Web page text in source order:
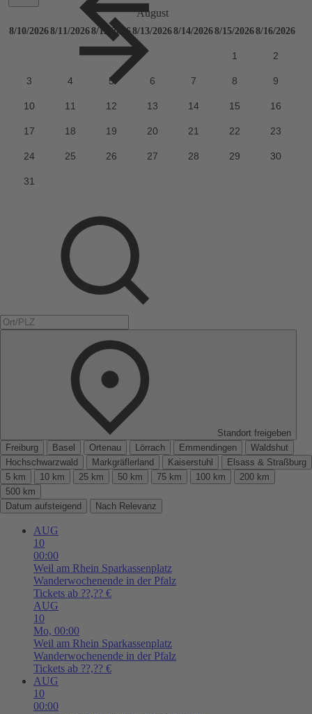
Standort freigeben
Freiburg
Basel Ortenau Lörrach Emmendingen
Waldshut
Hochschwarzwald
Markgräflerland Kaiserstuhl
Elsass & Straßburg
5 km
10 km 25 km 50 km 75 km 100 km
200 km
500 km
Datum aufsteigend
Nach Relevanz
AUG
10
00:00
Weil am Rhein Sparkassenplatz
Wanderwochenende in der Pfalz
Tickets ab ??,?? €
AUG
10
Mo, 00:00
Weil am Rhein Sparkassenplatz
Wanderwochenende in der Pfalz
Tickets ab ??,?? €
AUG
10
00:00